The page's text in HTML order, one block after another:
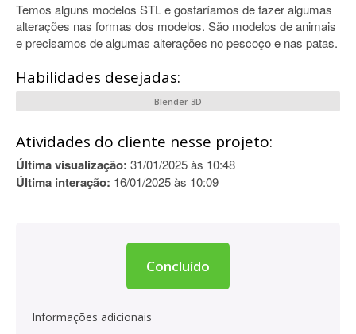
Temos alguns modelos STL e gostaríamos de fazer algumas
alterações nas formas dos modelos. São modelos de animais
e precisamos de algumas alterações no pescoço e nas patas.
Habilidades desejadas:
Blender 3D
Atividades do cliente nesse projeto:
Última visualização: 31/01/2025 às 10:48
Última interação: 16/01/2025 às 10:09
Concluído
Informações adicionais